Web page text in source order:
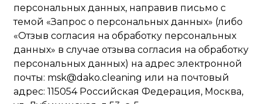
персональных данных, направив письмо с
темой «Запрос о персональных данных» (либо
«Отзыв согласия на обработку персональных
данных» в случае отзыва согласия на обработку
персональных данных) на адрес электронной
почты: msk@dako.cleaning или на почтовый
адрес: 115054 Российская Федерация, Москва,